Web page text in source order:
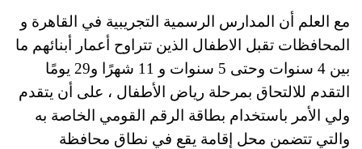
مع العلم أن المدارس الرسمية التجريبية في القاهرة و
المحافظات تقبل الاطفال الذين تتراوح أعمار أبنائهم ما
بين 4 سنوات وحتى 5 سنوات و 11 شهرًا و29 يومًا
التقدم للالتحاق بمرحلة رياض الأطفال ، على أن يتقدم
ولي الأمر باستخدام بطاقة الرقم القومي الخاصة به
والتي تتضمن محل إقامة يقع في نطاق محافظة